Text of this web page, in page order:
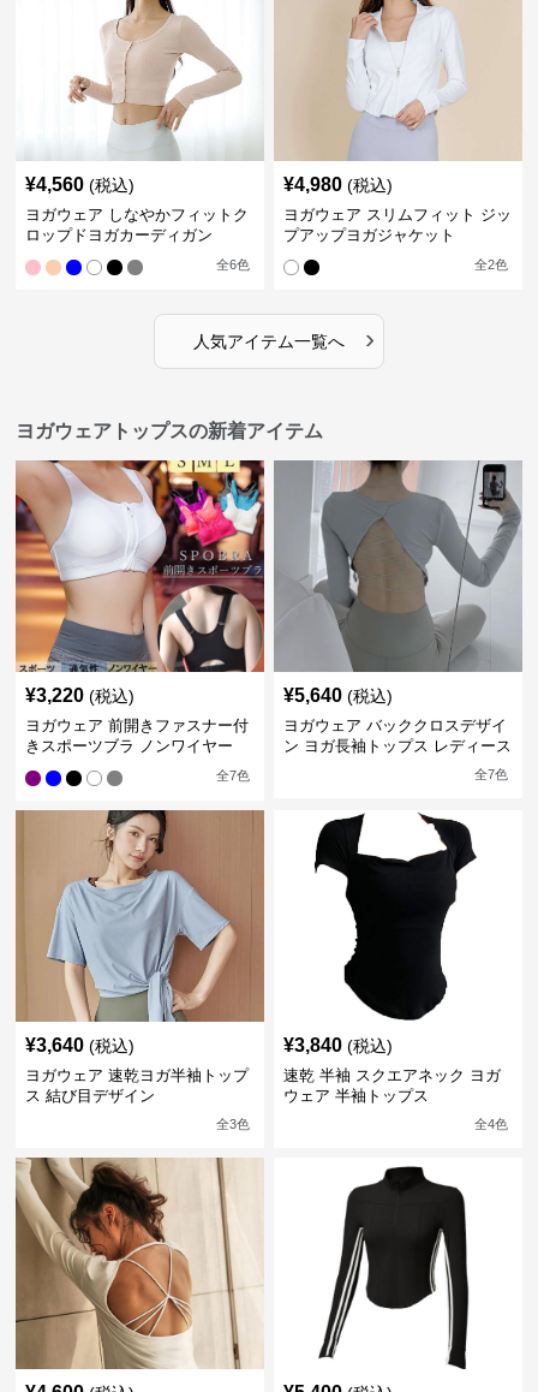
¥4,560 (税込)
ヨガウェア しなやかフィットク
ロップドヨガカーディガン
全6色
¥4,980 (税込)
ヨガウェア スリムフィット ジッ
プアップヨガジャケット
全2色
人気アイテム一覧へ ›
ヨガウェアトップスの新着アイテム
¥3,220 (税込)
ヨガウェア 前開きファスナー付
きスポーツブラ ノンワイヤー
全7色
¥5,640 (税込)
ヨガウェア バッククロスデザイ
ン ヨガ長袖トップス レディース
全7色
¥3,640 (税込)
ヨガウェア 速乾ヨガ半袖トップ
ス 結び目デザイン
全3色
¥3,840 (税込)
速乾 半袖 スクエアネック ヨガ
ウェア 半袖トップス
全4色